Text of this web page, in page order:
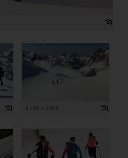
4 000 x 2 664